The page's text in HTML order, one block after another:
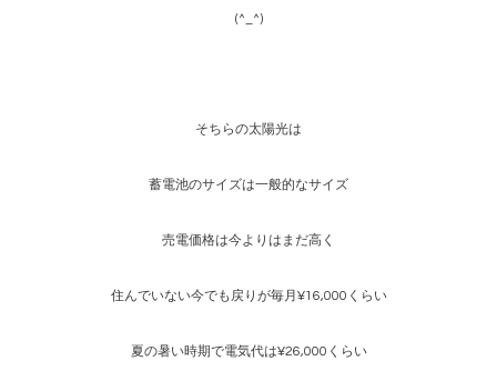
(^_^)
そちらの太陽光は
蓄電池のサイズは一般的なサイズ
売電価格は今よりはまだ高く
住んでいない今でも戻りが毎月¥16,000くらい
夏の暑い時期で電気代は¥26,000くらい